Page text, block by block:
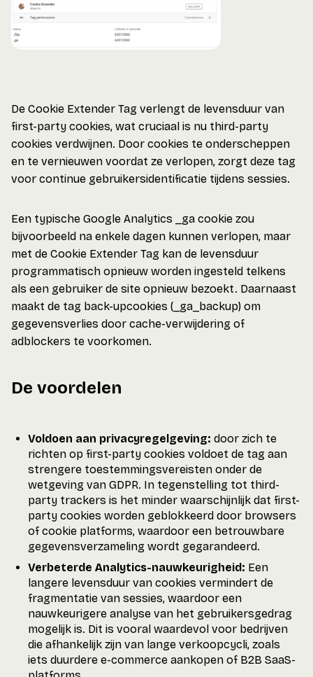
De Cookie Extender Tag verlengt de levensduur van
first-party cookies, wat cruciaal is nu third-party
cookies verdwijnen. Door cookies te onderscheppen
en te vernieuwen voordat ze verlopen, zorgt deze tag
voor continue gebruikersidentificatie tijdens sessies.
Een typische Google Analytics _ga cookie zou
bijvoorbeeld na enkele dagen kunnen verlopen, maar
met de Cookie Extender Tag kan de levensduur
programmatisch opnieuw worden ingesteld telkens
als een gebruiker de site opnieuw bezoekt. Daarnaast
maakt de tag back-upcookies (_ga_backup) om
gegevensverlies door cache-verwijdering of
adblockers te voorkomen.
De voordelen
Voldoen aan privacyregelgeving: door zich te
richten op first-party cookies voldoet de tag aan
strengere toestemmingsvereisten onder de
wetgeving van GDPR. In tegenstelling tot third-
party trackers is het minder waarschijnlijk dat first-
party cookies worden geblokkeerd door browsers
of cookie platforms, waardoor een betrouwbare
gegevensverzameling wordt gegarandeerd.
Verbeterde Analytics-nauwkeurigheid: Een
langere levensduur van cookies vermindert de
fragmentatie van sessies, waardoor een
nauwkeurigere analyse van het gebruikersgedrag
mogelijk is. Dit is vooral waardevol voor bedrijven
die afhankelijk zijn van lange verkoopcycli, zoals
iets duurdere e-commerce aankopen of B2B SaaS-